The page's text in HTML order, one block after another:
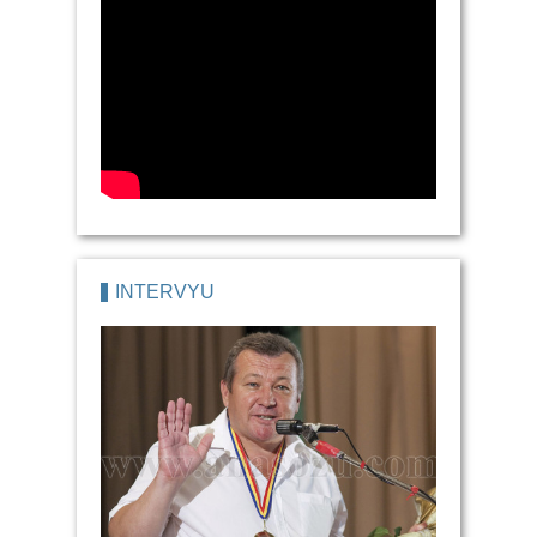
İNTERVYU
Gagauzların bölä ayırıklara düşmeyä hiç